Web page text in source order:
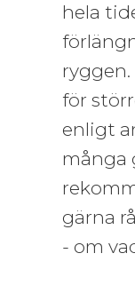
hela
ryggen.
för
enligt
många
gärna
- om